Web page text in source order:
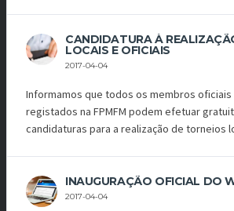
CANDIDATURA À
LOCAIS E OFICIAIS
2017-04-04
Informamos que todos os membros oficiais
registados na FPMFM podem efetuar
candidaturas para a realização de torneios
INAUGURAÇÃO OFICIAL DO
2017-04-04